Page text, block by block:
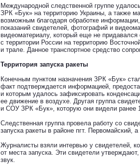
Международной следственной группе
ЗРК «Бук» на территорию Украины, а также
возможным благодаря обработке
показаний свидетелей, фотографий и
видеоматериалу, который еще не
с территории России на территорию
и трале. Данное транспортное средство
Территория запуска ракеты
Конечным пунктом назначения ЗРК «Бук»
факт подтверждается информацией,
и которым удалось зафиксировать
ее движение в воздухе. Другая группа
и СОУ ЗРК «Бук», которую они видели ранее
Следственная группа провела работу со
запуска ракеты в районе пгт. Первомайский,
Журналисты взяли интервью у свидетелей,
от места запуска. Эти свидетели
звук.